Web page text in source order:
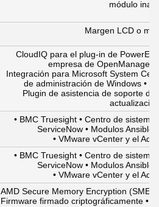
módulo
Margen LCD o
CloudIQ para el plug-in de
empresa de OpenManage
Integración para Microsoft System
de administración de Windows •
Plugin de asistencia de soporte
• BMC Truesight • Centro de
ServiceNow • Modulos Ansible
• VMware vCenter y el
• BMC Truesight • Centro de
ServiceNow • Modulos Ansible
• VMware vCenter y el
AMD Secure Memory Encryption (SME)
Firmware firmado criptográficamente •